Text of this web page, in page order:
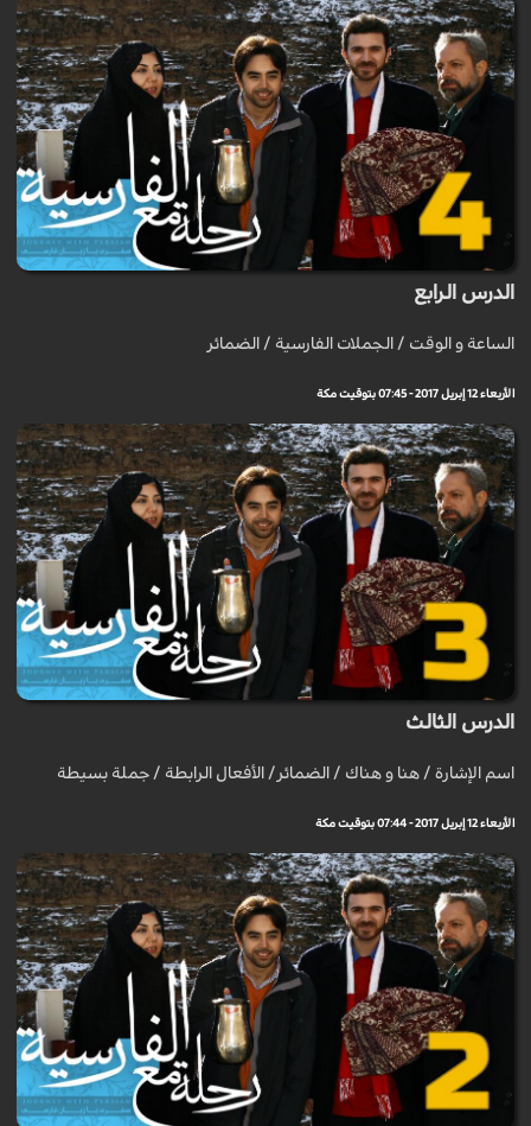
الدرس الرابع
الساعة و الوقت / الجملات الفارسية / الضمائر
الأربعاء 12 إبريل 2017 - 07:45 بتوقيت مكة
الدرس الثالث
اسم الإشارة / هنا و هناك / الضمائر/ الأفعال الرابطة / جملة بسيطة
الأربعاء 12 إبريل 2017 - 07:44 بتوقيت مكة